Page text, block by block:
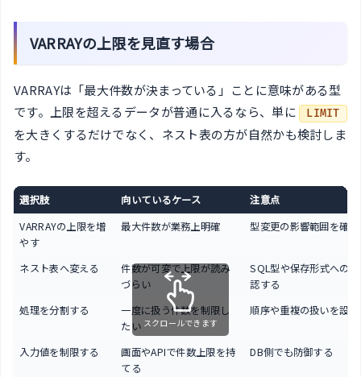
VARRAYの上限を見直す場合
VARRAYは「最大件数が決まっている」ことに意味がある型
です。上限を超えるデータが普通に入るなら、単に
LIMIT
を大きくするだけでなく、ネスト表の方が自然かも検討しま
す。
選択肢 向いているケース
注意点
VARRAYの上限を増
やす
最大件数が業務上明確 型変更の影響範囲を確
ネスト表へ変える
件数が可変で上限が読み
づらい
SQL型や保存形式への
認する
処理を分割する
一度に扱う件数を制限し
たい
順序や重複の扱いを設
入力値を制限する
画面やAPIで件数上限を持
てる
DB側でも防御する
スクロールできます